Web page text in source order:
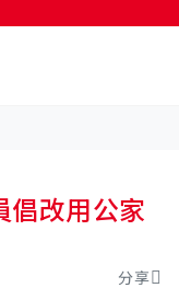
改用公家
分享